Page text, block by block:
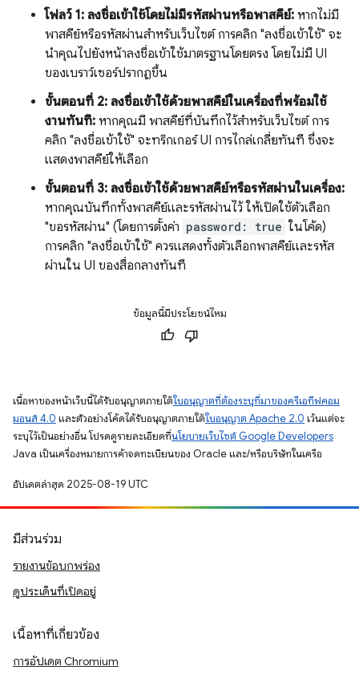
โฟลว์ 1: ลงชื่อเข้าใช้โดยไม่มีรหัสผ่านหรือพาสคีย์: หากไม่มี
พาสคีย์หรือรหัสผ่านสำหรับเว็บไซต์ การคลิก "ลงชื่อเข้าใช้" จะ
นำคุณไปยังหน้าลงชื่อเข้าใช้มาตรฐานโดยตรง โดยไม่มี UI
ของเบราว์เซอร์ปรากฏขึ้น
ขั้นตอนที่ 2: ลงชื่อเข้าใช้ด้วยพาสคีย์ในเครื่องที่พร้อมใช้
งานทันที: หากคุณมี พาสคีย์ที่บันทึกไว้สำหรับเว็บไซต์ การ
คลิก "ลงชื่อเข้าใช้" จะทริกเกอร์ UI การไกล่เกลี่ยทันที ซึ่งจะ
แสดงพาสคีย์ให้เลือก
ขั้นตอนที่ 3: ลงชื่อเข้าใช้ด้วยพาสคีย์หรือรหัสผ่านในเครื่อง:
หากคุณบันทึกทั้งพาสคีย์และรหัสผ่านไว้ ให้เปิดใช้ตัวเลือก
"ขอรหัสผ่าน" (โดยการตั้งค่า password: true ในโค้ด)
การคลิก "ลงชื่อเข้าใช้" ควรแสดงทั้งตัวเลือกพาสคีย์และรหัส
ผ่านใน UI ของสื่อกลางทันที
ข้อมูลนี้มีประโยชน์ไหม
เนื้อหาของหน้าเว็บนี้ได้รับอนุญาตภายใต้ใบอนุญาตที่ต้องระบุที่มาของครีเอทีฟคอม
มอนส์ 4.0 และตัวอย่างโค้ดได้รับอนุญาตภายใต้ใบอนุญาต Apache 2.0 เว้นแต่จะ
ระบุไว้เป็นอย่างอื่น โปรดดูรายละเอียดที่นโยบายเว็บไซต์ Google Developers
Java เป็นเครื่องหมายการค้าจดทะเบียนของ Oracle และ/หรือบริษัทในเครือ
อัปเดตล่าสุด 2025-08-19 UTC
มีส่วนร่วม
รายงานข้อบกพร่อง
ดูประเด็นที่เปิดอยู่
เนื้อหาที่เกี่ยวข้อง
การอัปเดต Chromium